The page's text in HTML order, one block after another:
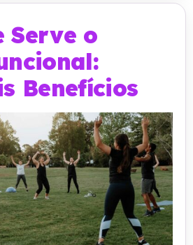
Serve o
Benefícios